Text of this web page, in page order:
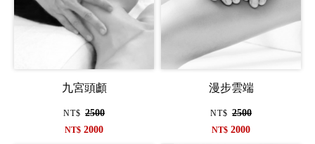
九宮頭顱
NT$ 2500
NT$ 2000
漫步雲端
NT$ 2500
NT$ 2000